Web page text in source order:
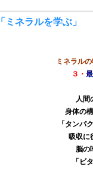
「ミネラルを学ぶ」
ミネラル
３・
人間
身体の
「タンパ
吸収に
脳の
「ビ